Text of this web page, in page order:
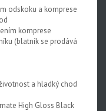
odskoku a komprese
komprese
(blatník se prodává
a hladký chod
High Gloss Black